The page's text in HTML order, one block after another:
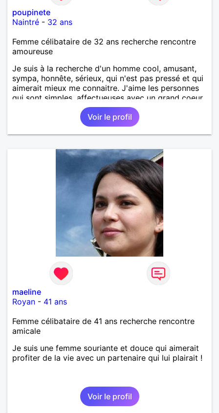
poupinete
Naintré - 32 ans
Femme célibataire de 32 ans recherche rencontre
amoureuse
Je suis à la recherche d'un homme cool, amusant,
sympa, honnête, sérieux, qui n'est pas pressé et qui
aimerait mieux me connaitre. J'aime les personnes
qui sont simples, affectueuses avec un grand coeur.
Voir le profil
maeline
Royan - 41 ans
Femme célibataire de 41 ans recherche rencontre
amicale
Je suis une femme souriante et douce qui aimerait
profiter de la vie avec un partenaire qui lui plairait !
Voir le profil